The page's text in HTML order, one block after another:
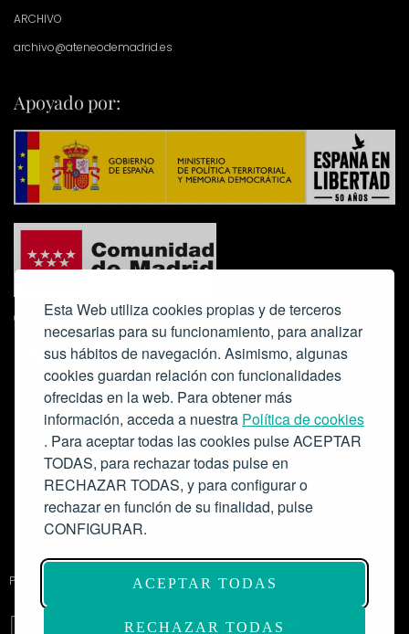
Esta Web utiliza cookies propias y de terceros
necesarias para su funcionamiento, para analizar
sus hábitos de navegación. Asimismo, algunas
cookies guardan relación con funcionalidades
ofrecidas en la web. Para obtener más
información, acceda a nuestra Política de cookies
. Para aceptar todas las cookies pulse ACEPTAR
TODAS, para rechazar todas pulse en
RECHAZAR TODAS, y para configurar o
rechazar en función de su finalidad, pulse
CONFIGURAR.
ACEPTAR TODAS
RECHAZAR TODAS
ARCHIVO
archivo@ateneodemadrid.es
Apoyado por:
Colabora:
Proyecto de modernización de infraestructuras y digitalización del
Salón de Actos del Ateneo de Madrid como espacio escénico-musical.
Subvención: 175.000€